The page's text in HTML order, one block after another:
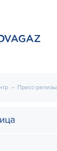
– Пресс-релизы